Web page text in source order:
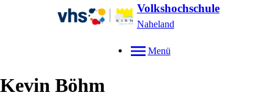
Volkshochschule
Naheland
Menü
Kevin Böhm